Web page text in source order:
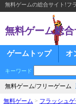
無料ゲームの総合サイト!フ
無料ゲーム総合
ゲームトップ オ
キーワード
無料ゲーム/フリーゲーム
無料ゲーム > フラッシュゲ